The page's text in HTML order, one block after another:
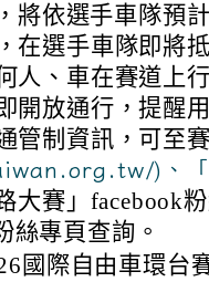
將依選手車隊預
在選手車隊即將
人、車在賽道上
開放通行，提醒
管制資訊，可至
)、
大賽」facebook
絲專頁查詢。
國際自由車環台